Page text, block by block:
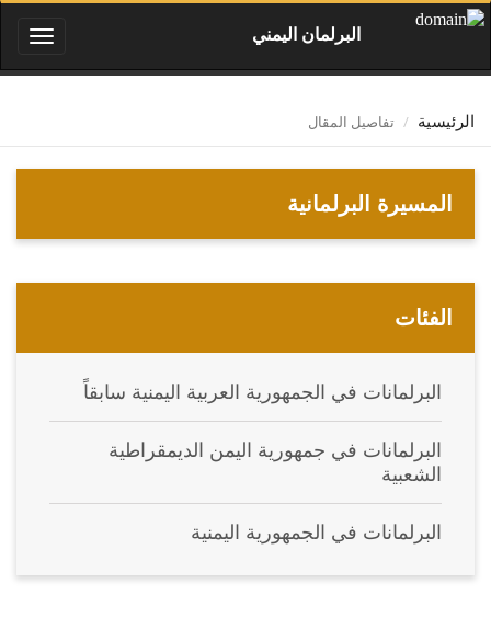
Toggle
البرلمان اليمني
الرئيسية تفاصيل المقال
المسيرة البرلمانية
الفئات
البرلمانات في الجمهورية العربية اليمنية سابقاً
البرلمانات في جمهورية اليمن الديمقراطية
الشعبية
البرلمانات في الجمهورية اليمنية